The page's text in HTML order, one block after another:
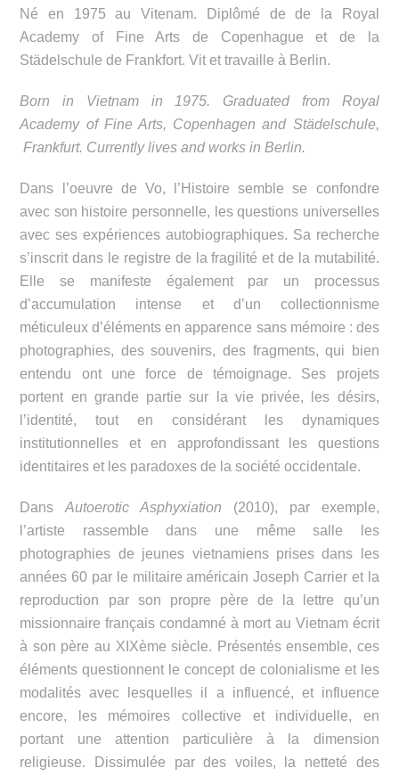
Né en 1975 au Vitenam. Diplômé de de la Royal
Academy of Fine Arts de Copenhague et de la
Städelschule de Frankfort. Vit et travaille à Berlin.
Born in Vietnam in 1975. Graduated from Royal
Academy of Fine Arts, Copenhagen and Städelschule,
Frankfurt. Currently lives and works in Berlin.
Dans l’oeuvre de Vo, l’Histoire semble se confondre
avec son histoire personnelle, les questions universelles
avec ses expériences autobiographiques. Sa recherche
s’inscrit dans le registre de la fragilité et de la mutabilité.
Elle se manifeste également par un processus
d’accumulation intense et d’un collectionnisme
méticuleux d’éléments en apparence sans mémoire : des
photographies, des souvenirs, des fragments, qui bien
entendu ont une force de témoignage. Ses projets
portent en grande partie sur la vie privée, les désirs,
l’identité, tout en considérant les dynamiques
institutionnelles et en approfondissant les questions
identitaires et les paradoxes de la société occidentale.
DansAutoerotic Asphyxiation (2010), par exemple,
l’artiste rassemble dans une même salle les
photographies de jeunes vietnamiens prises dans les
années 60 par le militaire américain Joseph Carrier et la
reproduction par son propre père de la lettre qu’un
missionnaire français condamné à mort au Vietnam écrit
à son père au XIXème siècle. Présentés ensemble, ces
éléments questionnent le concept de colonialisme et les
modalités avec lesquelles il a influencé, et influence
encore, les mémoires collective et individuelle, en
portant une attention particulière à la dimension
religieuse. Dissimulée par des voiles, la netteté des